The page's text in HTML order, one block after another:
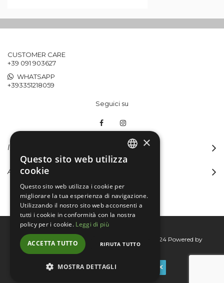
CUSTOMER CARE
+39 091 903627
WHATSAPP
+393351218059
Seguici su
INFORMAZIONI
ACCOUNT
Bertini group srl © 2015-2026 - P.I. 06076830824 Powered by
Connecta
×
Questo sito web utilizza
cookie
Questo sito web utilizza i cookie per
migliorare la tua esperienza di navigazione.
Utilizzando il nostro sito web acconsenti a
tutti i cookie in conformità con la nostra
policy per i cookie. Leggi di più
ACCETTA TUTTO RIFIUTA TUTTO
MOSTRA DETTAGLI